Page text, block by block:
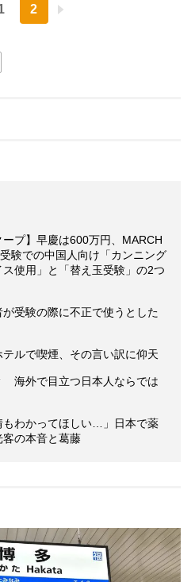
2
プ】早慶は600万円、MARCH
験での中国人向け「カンニング
使用」と「替え玉受験」の2つ
が受験の際に不正で使うとした
ルで喫煙、その言い訳に仰天
海外で目立つ日本人ならでは
もわかってほしい…」日本で薬
の本音と葛藤